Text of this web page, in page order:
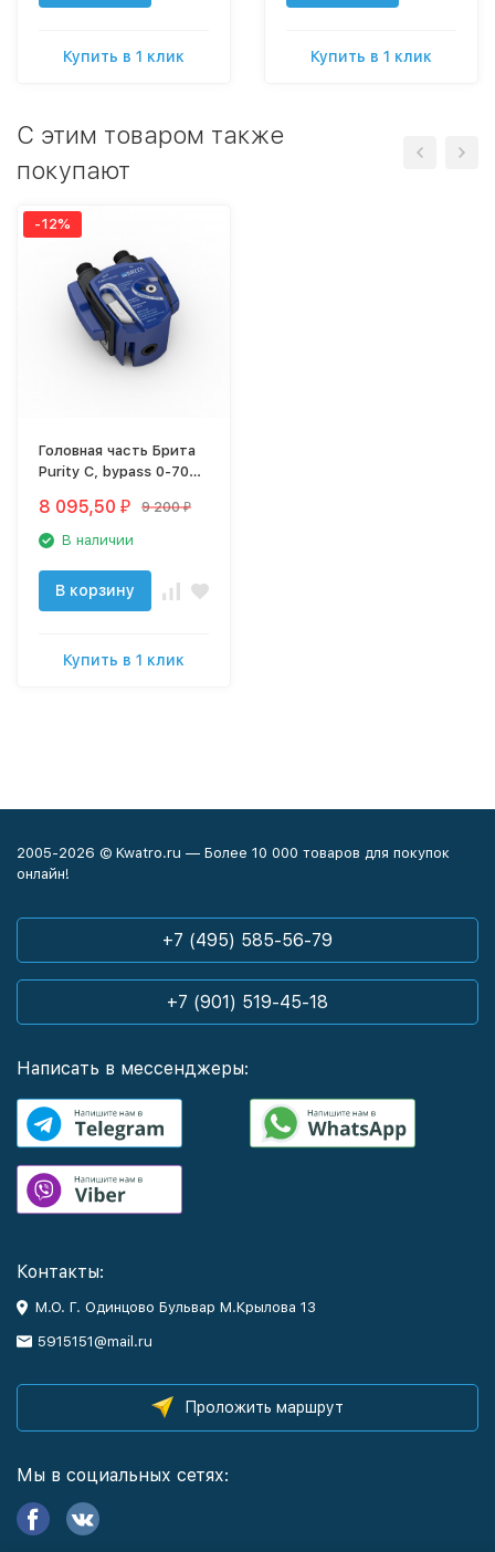
Купить в 1 клик Купить в 1 клик
C этим товаром также
покупают
-12%
Головная часть Брита
Purity C, bypass 0-70%
8 095,50 ₽ 9 200 ₽
В наличии
В корзину
Купить в 1 клик
2005-2026 © Kwatro.ru — Более 10 000 товаров для покупок
онлайн!
+7 (495) 585-56-79
+7 (901) 519-45-18
Написать в мессенджеры:
Контакты:
М.О. Г. Одинцово Бульвар М.Крылова 13
5915151@mail.ru
Проложить маршрут
Мы в социальных сетях: